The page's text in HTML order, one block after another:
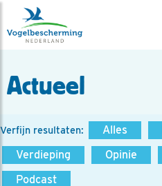
Actueel
Verfijn resultaten: Alles
Verdieping
Opinie
Podcast